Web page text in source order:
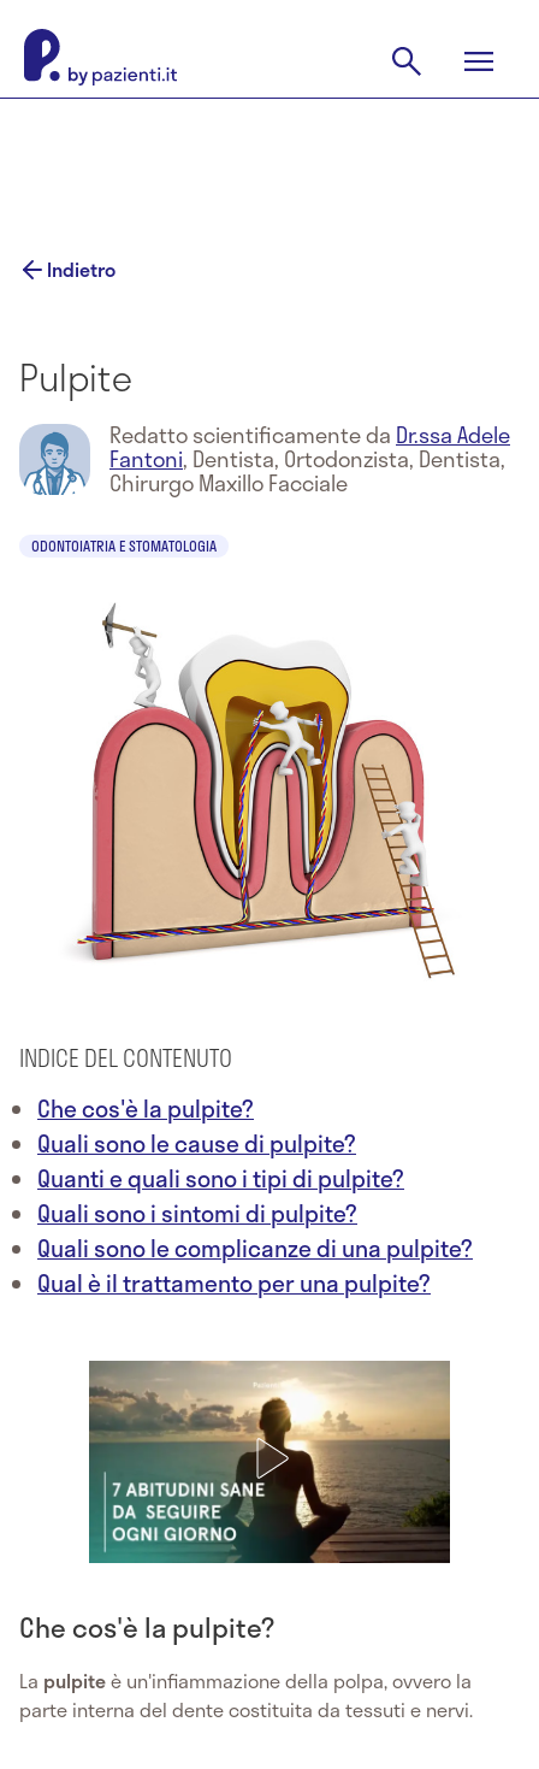
Indietro
Pulpite
Redatto scientificamente da Dr.ssa Adele
Fantoni, Dentista, Ortodonzista, Dentista,
Chirurgo Maxillo Facciale
ODONTOIATRIA E STOMATOLOGIA
INDICE DEL CONTENUTO
Che cos'è la pulpite?
Quali sono le cause di pulpite?
Quanti e quali sono i tipi di pulpite?
Quali sono i sintomi di pulpite?
Quali sono le complicanze di una pulpite?
Qual è il trattamento per una pulpite?
Che cos'è la pulpite?
La pulpiteè un'infiammazione della polpa, ovvero la
parte interna del dente costituita da tessuti e nervi.